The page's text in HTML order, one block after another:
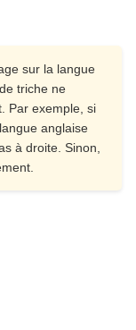
sur la langue
triche ne
Par exemple, si
anglaise
à droite. Sinon,